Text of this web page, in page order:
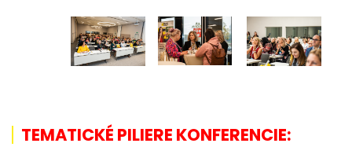
TEMATICKÉ PILIERE KONFERENCIE: